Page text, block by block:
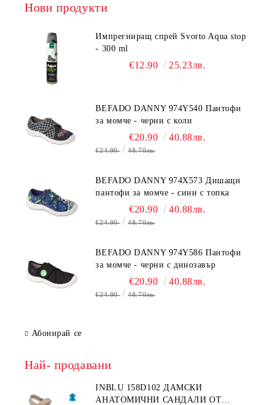
Нови продукти
Импрегниращ спрей Svorto Aqua stop
- 300 ml
€12.90 25.23лв.
BEFADO DANNY 974Y540 Пантофи
за момче - черни с коли
€20.90 40.88лв.
€24.90 48.70лв.
BEFADO DANNY 974X573 Дишащи
пантофи за момче - сини с топка
€20.90 40.88лв.
€24.90 48.70лв.
BEFADO DANNY 974Y586 Пантофи
за момче - черни с динозавър
€20.90 40.88лв.
€24.90 48.70лв.
Абонирай се
Най- продавани
INBLU 158D102 ДАМСКИ
АНАТОМИЧНИ САНДАЛИ ОТ